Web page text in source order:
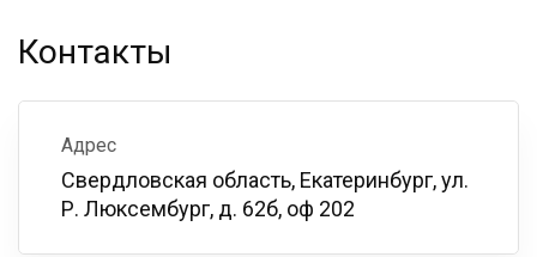
Контакты
Адрес
Свердловская область, Екатеринбург, ул.
Р. Люксембург, д. 62б, оф 202